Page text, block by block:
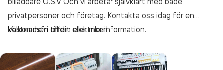
privatpersoner och företag. Kontakta oss idag för en
kostnadsfri offert eller mer information.
Välkommen till din elektriker!